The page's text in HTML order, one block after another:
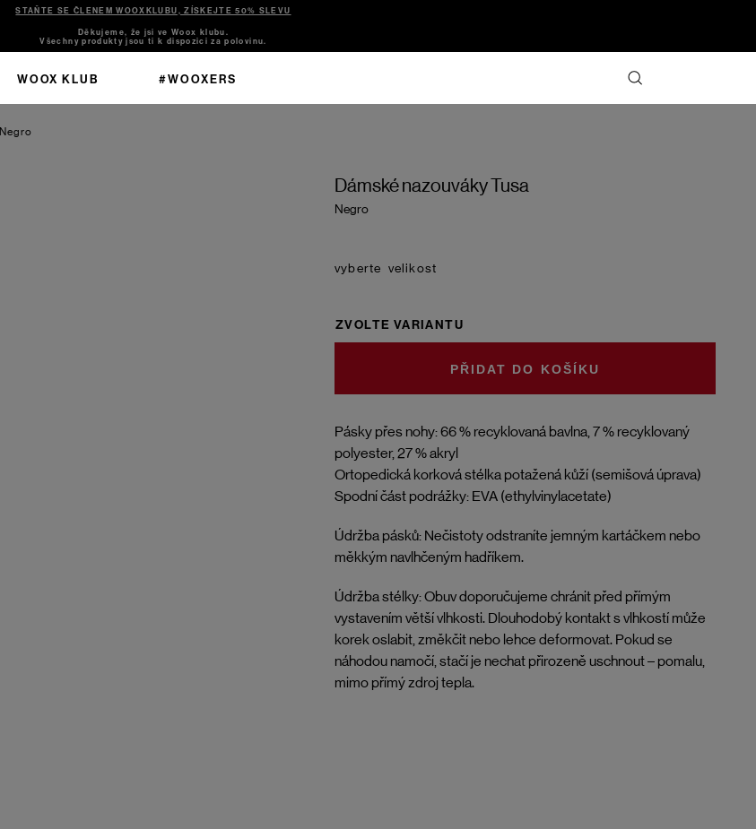
STAŇTE SE ČLENEM WOOXKLUBU, ZÍSKEJTE 50% SLEVU
Děkujeme, že jsi ve Woox klubu.
Všechny produkty jsou ti k dispozici za polovinu.
WOOX KLUB #WOOXERS
Negro
Dámské nazouváky Tusa
Negro
Pásky přes nohy: 66 % recyklovaná bavlna, 7 % recyklovaný
polyester, 27 % akryl
Ortopedická korková stélka potažená kůží (semišová úprava)
Spodní část podrážky: EVA (ethylvinylacetate)
Údržba pásků: Nečistoty odstraníte jemným kartáčkem nebo
měkkým navlhčeným hadříkem.
Údržba stélky: Obuv doporučujeme chránit před přímým
vystavením větší vlhkosti. Dlouhodobý kontakt s vlhkostí může
korek oslabit, změkčit nebo lehce deformovat. Pokud se
náhodou namočí, stačí je nechat přirozeně uschnout – pomalu,
mimo přímý zdroj tepla.
velikost
ZVOLTE VARIANTU
DO KOŠÍKU